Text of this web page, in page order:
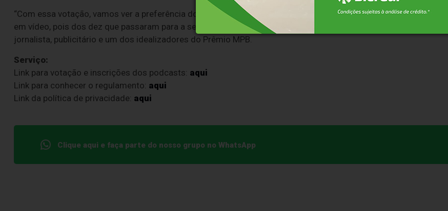
“Com essa votação, vamos ver a preferência do público com os podcasts da grande mídia e os maiores podcasts
em vídeo, pois dos dez que passaram para a segunda fase de votação sairão os Top3”, explica Guido Orlando Jr.,
jornalista, publicitário e um dos idealizadores do Prêmio MPB.
Serviço:
Link para votação e inscrições dos podcasts: aqui
Link para conhecer o regulamento: aqui
Link da política de privacidade: aqui
Clique aqui e faça parte do nosso grupo no WhatsApp